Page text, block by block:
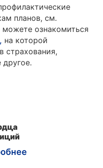
планов, см.
ознакомиться
на которой
страхования,